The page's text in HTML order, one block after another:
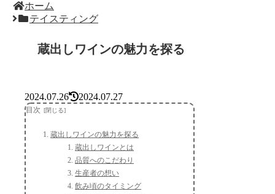
ホーム
テイスティング
蔵出しワインの魅力を探る
2024.07.26 2024.07.27
目次
蔵出しワインの魅力を探る
蔵出しワインとは
品質へのこだわり
生産者の想い
飲み頃のタイミング